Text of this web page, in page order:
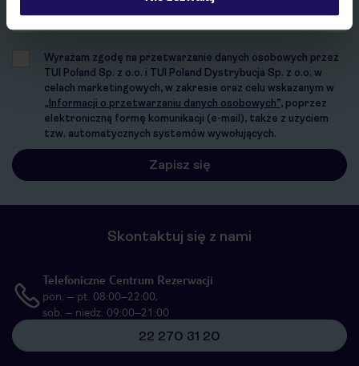
Wyrażam zgodę na przetwarzanie danych osobowych przez
TUI Poland Sp. z o.o. i TUI Poland Dystrybucja Sp. z o.o. w
celach marketingowych, w zakresie oraz celu wskazanym w
„Informacji o przetwarzaniu danych osobowych”, poprzez
elektroniczną formę komunikacji (e-mail), także z użyciem
tzw. automatycznych systemów wywołujących.
Skontaktuj się z nami
Telefoniczne Centrum Rezerwacji
pon. – pt. 08:00–22:00,
sob. – niedz. 09:00–21:00
22 270 31 20